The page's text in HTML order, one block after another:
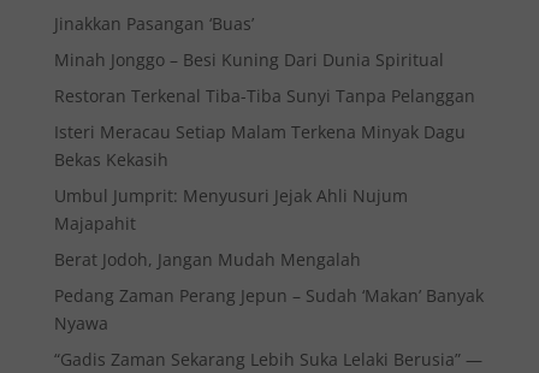
Jinakkan Pasangan ‘Buas’
Minah Jonggo – Besi Kuning Dari Dunia Spiritual
Restoran Terkenal Tiba-Tiba Sunyi Tanpa Pelanggan
Isteri Meracau Setiap Malam Terkena Minyak Dagu
Bekas Kekasih
Umbul Jumprit: Menyusuri Jejak Ahli Nujum
Majapahit
Berat Jodoh, Jangan Mudah Mengalah
Pedang Zaman Perang Jepun – Sudah ‘Makan’ Banyak
Nyawa
“Gadis Zaman Sekarang Lebih Suka Lelaki Berusia” —